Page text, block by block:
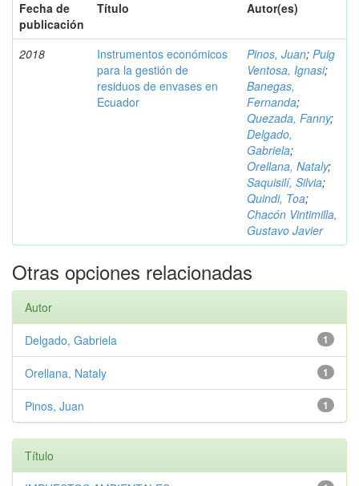
Fecha de
publicación
Título Autor(es)
2018
Instrumentos económicos
para la gestión de
residuos de envases en
Ecuador
Pinos, Juan; Puig
Ventosa, Ignasi;
Banegas,
Fernanda;
Quezada, Fanny;
Delgado,
Gabriela;
Orellana, Nataly;
Saquisilí, Silvia;
Quindi, Toa;
Chacón Vintimilla,
Gustavo Javier
Otras opciones relacionadas
Autor
1
Delgado, Gabriela
1
Orellana, Nataly
1
Pinos, Juan
Título